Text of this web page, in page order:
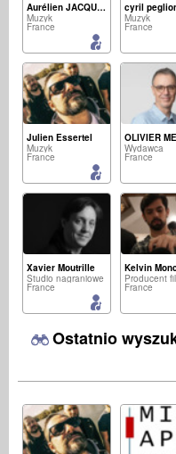
Aurélien JACQUES
Muzyk
France
cyril
Muzyk
France
Julien Essertel
Muzyk
France
Wydawca
France
Xavier Moutrille
Studio nagraniowe
France
Kelvin
Producent
France
Ostatnio